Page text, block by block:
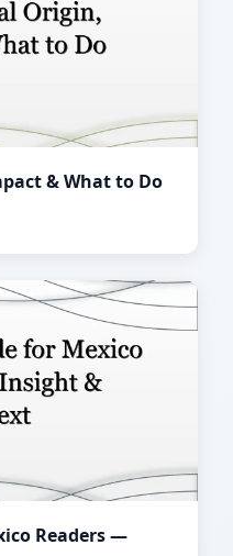
& What to Do
Readers —